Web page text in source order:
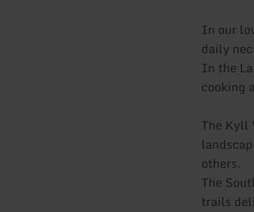
In our
daily
In the
cooking
The Kyll
others.
The
trails